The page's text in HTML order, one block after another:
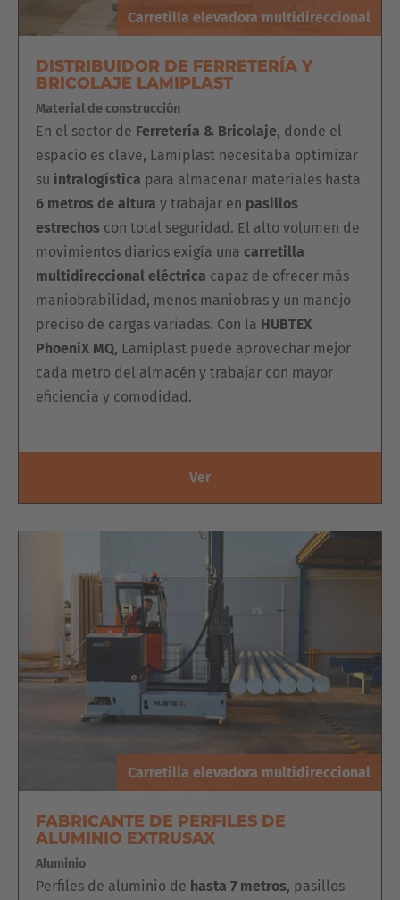
AMERICA
Português
ASIA/PACIFIC
Australia
Japan
Carretilla elevadora multidireccional
DISTRIBUIDOR DE FERRETERÍA Y
BRICOLAJE LAMIPLAST
Material de construcción
En el sector de Ferretería & Bricolaje, donde el
espacio es clave, Lamiplast necesitaba optimizar
su intralogística para almacenar materiales hasta
6 metros de altura y trabajar en pasillos
estrechos con total seguridad. El alto volumen de
movimientos diarios exigía unacarretilla
multidireccional eléctrica capaz de ofrecer más
maniobrabilidad, menos maniobras y un manejo
preciso de cargas variadas. Con la HUBTEX
PhoeniX MQ, Lamiplast puede aprovechar mejor
cada metro del almacén y trabajar con mayor
eficiencia y comodidad.
Ver
Carretilla elevadora multidireccional
FABRICANTE DE PERFILES DE
ALUMINIO EXTRUSAX
Aluminio
Perfiles de aluminio de hasta 7 metros, pasillos